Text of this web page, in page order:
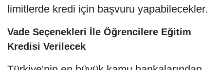
limitlerde kredi için başvuru yapabilecekler.
Vade Seçenekleri İle Öğrencilere Eğitim
Kredisi Verilecek